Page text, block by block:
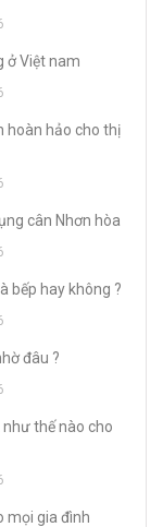
ở Việt nam
hoàn hảo cho thị
cân Nhơn hòa
bếp hay không ?
đâu ?
như thế nào cho
mọi gia đình